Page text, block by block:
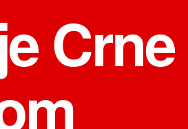
Crne